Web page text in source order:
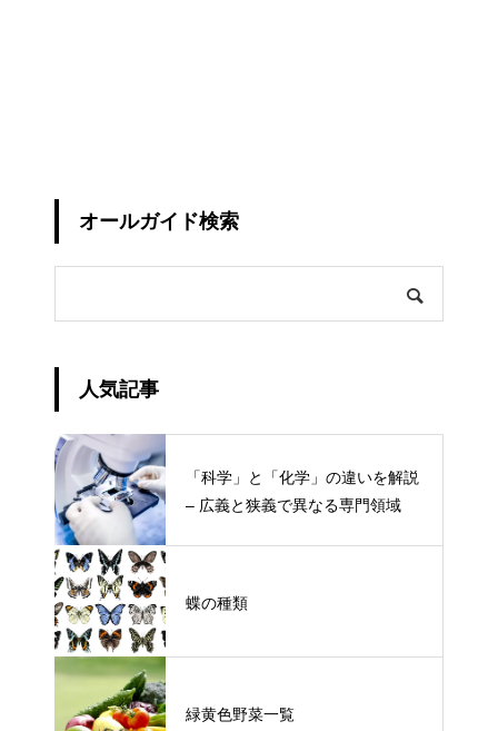
オールガイド検索
人気記事
「科学」と「化学」の違いを解説
– 広義と狭義で異なる専門領域
蝶の種類
緑黄色野菜一覧